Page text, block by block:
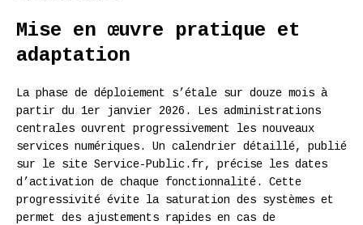
Mise en œuvre pratique et
adaptation
La phase de déploiement s’étale sur douze mois à
partir du 1er janvier 2026. Les administrations
centrales ouvrent progressivement les nouveaux
services numériques. Un calendrier détaillé, publié
sur le site Service-Public.fr, précise les dates
d’activation de chaque fonctionnalité. Cette
progressivité évite la saturation des systèmes et
permet des ajustements rapides en cas de